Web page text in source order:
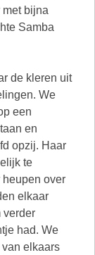
bijna
Samba
de kleren uit
We
een
en
opzij. Haar
te
over
elkaar
verder
had. We
elkaars